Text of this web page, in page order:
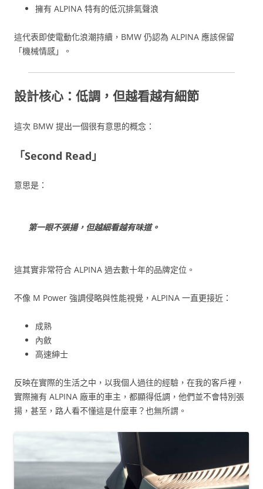
擁有 ALPINA 特有的低沉排氣聲浪
這代表即使電動化浪潮持續，BMW 仍認為 ALPINA 應該保留
「機械情感」。
設計核心：低調，但越看越有細節
這次 BMW 提出一個很有意思的概念：
「Second Read」
意思是：
第一眼不張揚，但越細看越有味道。
這其實非常符合 ALPINA 過去數十年的品牌定位。
不像 M Power 強調侵略與性能視覺，ALPINA 一直更接近：
成熟
內斂
高速紳士
反映在實際的生活之中，以我個人過往的經驗，在我的客戶裡，
實際擁有 ALPINA 廠車的車主，都顯得低調，他們並不會特別張
揚，甚至，路人看不懂這是什麼車？也無所謂。